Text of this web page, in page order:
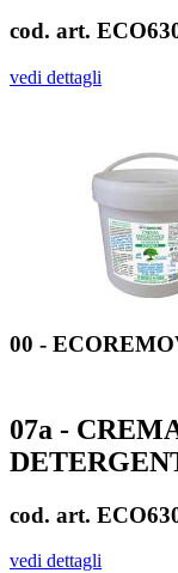
cod. art.
vedi dettagli
00 -
07a -
cod. art.
vedi dettagli